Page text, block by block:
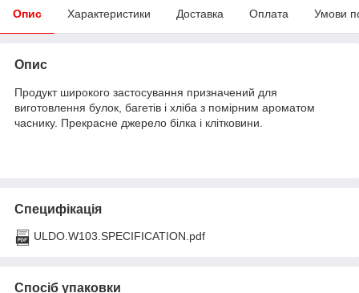
Опис Характеристики Доставка Оплата Умови
Опис
Продукт широкого застосування призначений для
виготовлення булок, багетів і хліба з помірним ароматом
часнику. Прекрасне джерело білка і клітковини.
Специфікація
ULDO.W103.SPECIFICATION.pdf
Спосіб упаковки